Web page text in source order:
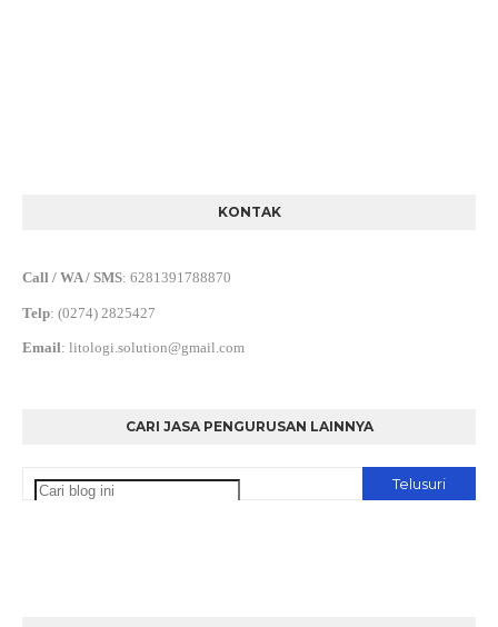
KONTAK
Call / WA / SMS: 6281391788870
Telp: (0274) 2825427
Email: litologi.solution@gmail.com
CARI JASA PENGURUSAN LAINNYA